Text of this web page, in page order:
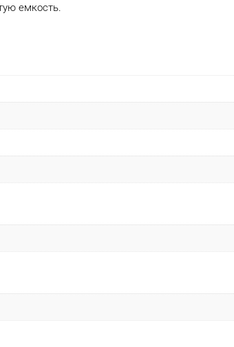
емкость.